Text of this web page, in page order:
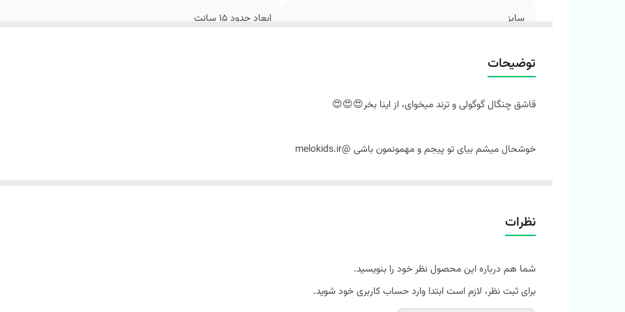
سایز ابعاد حدود 15 سانت
توضیحات
قاشق چنگال گوگولی و ترند میخوای، از اینا بخر😍😍😍
خوشحال میشم بیای تو پیجم و مهمونمون باشی @melokids.ir
🌼 پک +قاشق استیل +چنگال استیل😍 جنس دسته پلاستیک فشرده
🌼4 تا طرح خوشگل و جذاب داره (کرومی بنفش/پورین زرد/سینامورال آبی/ملودی صورتی)
🌼 قاشق و چنگال استیل با کیفیت و ضخامت معمولی
🌼سبک و خوش دست
🌼وارداتی و اورجینال 💯
نظرات
شما هم درباره این محصول نظر خود را بنویسید.
برای ثبت نظر، لازم است ابتدا وارد حساب کاربری خود شوید.